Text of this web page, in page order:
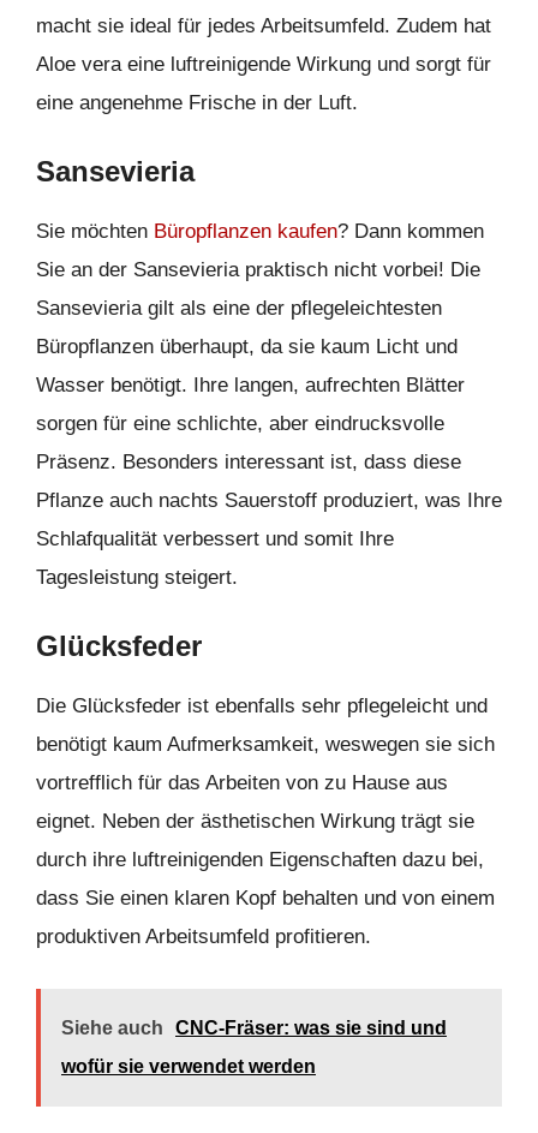
macht sie ideal für jedes Arbeitsumfeld. Zudem hat
Aloe vera eine luftreinigende Wirkung und sorgt für
eine angenehme Frische in der Luft.
Sansevieria
Sie möchten Büropflanzen kaufen? Dann kommen
Sie an der Sansevieria praktisch nicht vorbei! Die
Sansevieria gilt als eine der pflegeleichtesten
Büropflanzen überhaupt, da sie kaum Licht und
Wasser benötigt. Ihre langen, aufrechten Blätter
sorgen für eine schlichte, aber eindrucksvolle
Präsenz. Besonders interessant ist, dass diese
Pflanze auch nachts Sauerstoff produziert, was Ihre
Schlafqualität verbessert und somit Ihre
Tagesleistung steigert.
Glücksfeder
Die Glücksfeder ist ebenfalls sehr pflegeleicht und
benötigt kaum Aufmerksamkeit, weswegen sie sich
vortrefflich für das Arbeiten von zu Hause aus
eignet. Neben der ästhetischen Wirkung trägt sie
durch ihre luftreinigenden Eigenschaften dazu bei,
dass Sie einen klaren Kopf behalten und von einem
produktiven Arbeitsumfeld profitieren.
Siehe auch
CNC-Fräser: was sie sind und
wofür sie verwendet werden